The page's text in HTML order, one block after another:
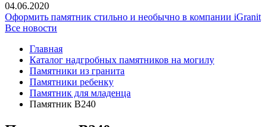
04.06.2020
Оформить памятник стильно и необычно в компании iGranit
Все новости
Главная
Каталог надгробных памятников на могилу
Памятники из гранита
Памятники ребенку
Памятник для младенца
Памятник В240